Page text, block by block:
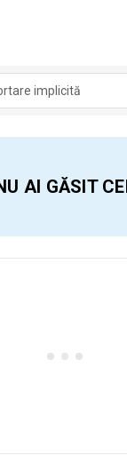
AI GĂSIT